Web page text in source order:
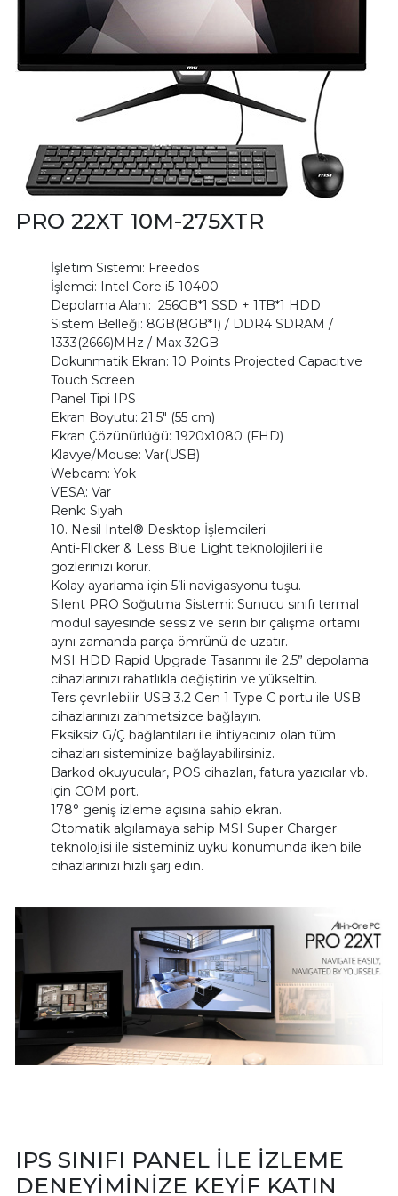
PRO 22XT 10M-275XTR
İşletim Sistemi: Freedos
İşlemci: Intel Core i5-10400
Depolama Alanı: 256GB*1 SSD + 1TB*1 HDD
Sistem Belleği: 8GB(8GB*1) / DDR4 SDRAM /
1333(2666)MHz / Max 32GB
Dokunmatik Ekran: 10 Points Projected Capacitive
Touch Screen
Panel Tipi IPS
Ekran Boyutu: 21.5" (55 cm)
Ekran Çözünürlüğü: 1920x1080 (FHD)
Klavye/Mouse: Var(USB)
Webcam: Yok
VESA: Var
Renk: Siyah
10. Nesil Intel® Desktop İşlemcileri.
Anti-Flicker & Less Blue Light teknolojileri ile
gözlerinizi korur.
Kolay ayarlama için 5’li navigasyonu tuşu.
Silent PRO Soğutma Sistemi: Sunucu sınıfı termal
modül sayesinde sessiz ve serin bir çalışma ortamı
aynı zamanda parça ömrünü de uzatır.
MSI HDD Rapid Upgrade Tasarımı ile 2.5” depolama
cihazlarınızı rahatlıkla değiştirin ve yükseltin.
Ters çevrilebilir USB 3.2 Gen 1 Type C portu ile USB
cihazlarınızı zahmetsizce bağlayın.
Eksiksiz G/Ç bağlantıları ile ihtiyacınız olan tüm
cihazları sisteminize bağlayabilirsiniz.
Barkod okuyucular, POS cihazları, fatura yazıcılar vb.
için COM port.
178° geniş izleme açısına sahip ekran.
Otomatik algılamaya sahip MSI Super Charger
teknolojisi ile sisteminiz uyku konumunda iken bile
cihazlarınızı hızlı şarj edin.
IPS SINIFI PANEL İLE İZLEME
DENEYİMİNİZE KEYİF KATIN